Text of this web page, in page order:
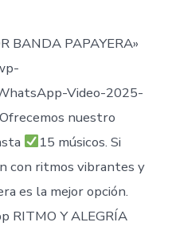
BANDA PAPAYERA»
Video-2025-
nuestro
15 músicos. Si
con ritmos vibrantes y
es la mejor opción.
RITMO Y ALEGRÍA